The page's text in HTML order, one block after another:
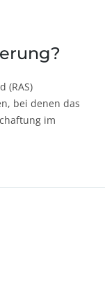
(RAS)
bei denen das
im